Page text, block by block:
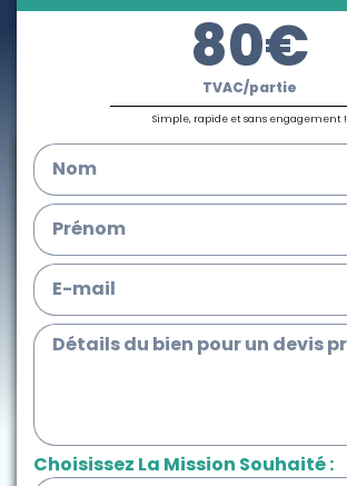
80€
TVAC/partie
Simple, rapide et sans engagement !
Choisissez La Mission Souhaité :